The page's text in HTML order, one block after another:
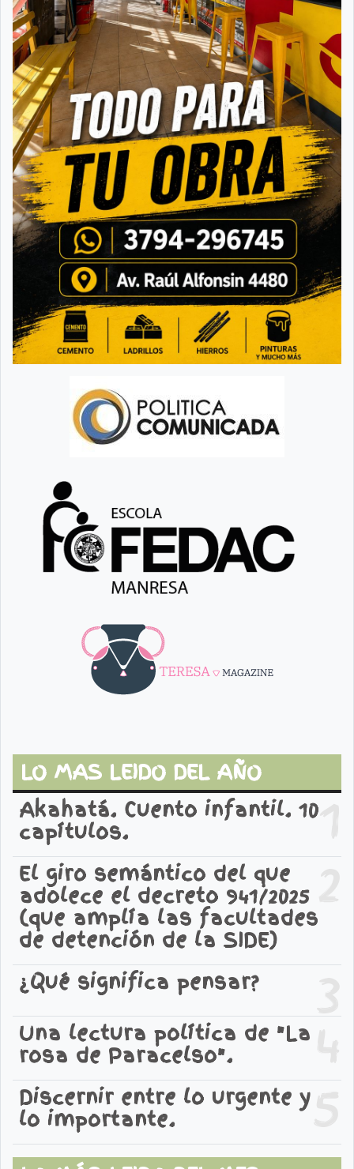
LO MAS LEIDO DEL AÑO
1
Akahatá. Cuento infantil. 10
capítulos.
2
El giro semántico del que
adolece el decreto 941/2025
(que amplía las facultades
de detención de la SIDE)
3
¿Qué significa pensar?
4
Una lectura política de "La
rosa de Paracelso".
5
Discernir entre lo urgente y
lo importante.